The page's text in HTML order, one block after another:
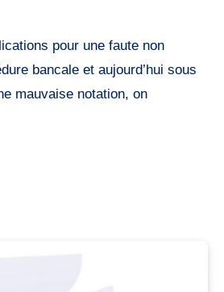
bancale et aujourd’hui sous
mauvaise notation, on